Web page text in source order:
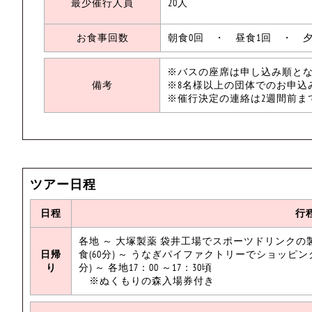
お食事回数 朝食0回 ・ 昼食1回 ・ 夕
備考
※バスの座席は申し込み順と
※8名様以上の団体でのお申込
※催行決定の連絡は2週間前ま
ツアー日程
日程 行
日帰
り
各地 ～ 大塚製薬 袋井工場でスポーツドリンク
食(60分) ～ うなぎパイファクトリーでショッピ
分) ～ 各地17：00 ～17：30頃
※ぬくもりの森入場券付き